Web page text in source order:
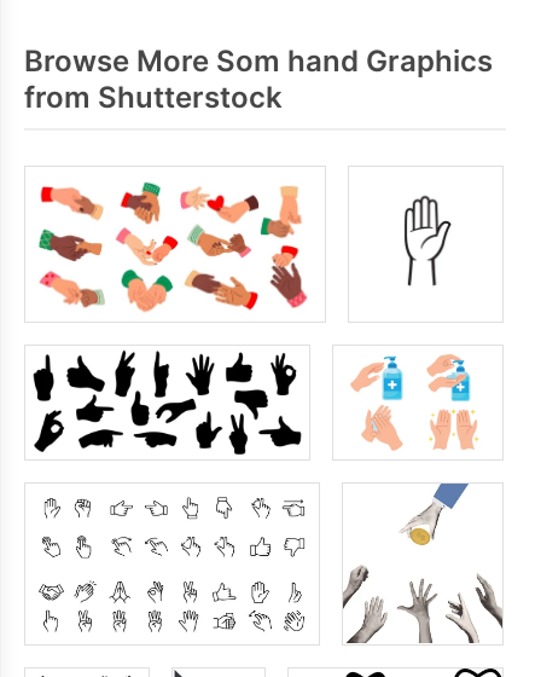
Browse More Som hand Graphics
from Shutterstock